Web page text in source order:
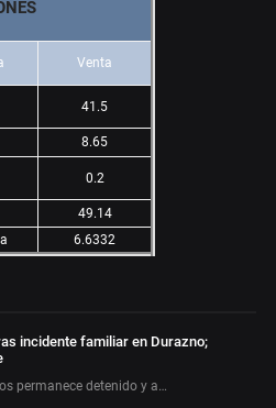
Venta
41.5
8.65
0.2
49.14
6.6332
incidente familiar en Durazno;
permanece detenido y a…